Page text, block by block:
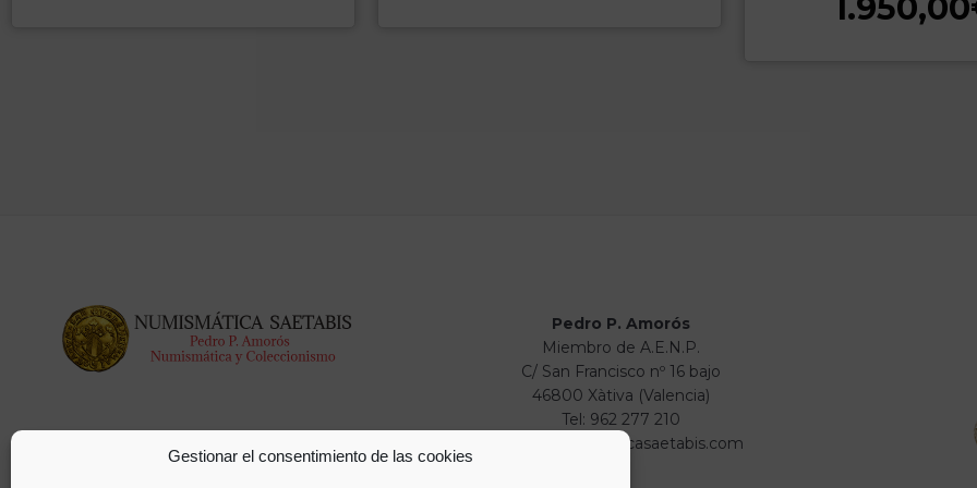
Gestionar el consentimiento de las cookies
Pedro P. Amorós
Miembro de A.E.N.P.
C/ San Francisco nº 16 bajo
46800 Xàtiva (Valencia)
Tel: 962 277 210
info@numismaticasaetabis.com